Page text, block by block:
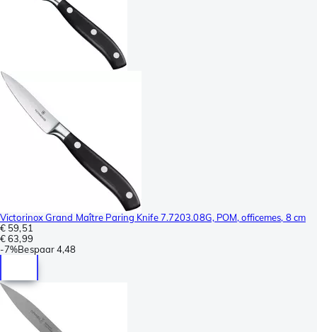
Victorinox Grand Maître Paring Knife 7.7203.08G, POM, officemes, 8 cm
€ 59,51
€ 63,99
-7%Bespaar4,48